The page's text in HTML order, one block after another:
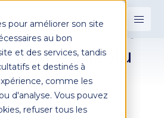
pour améliorer son site
au bon
et des services, tandis
et destinés à
comme les
d'analyse. Vous pouvez
refuser tous les
avis clients
absolu
dans le
?